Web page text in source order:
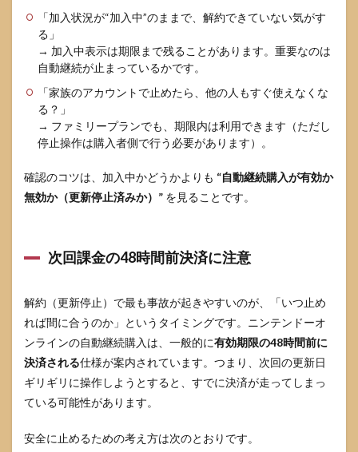
ニン
テン
ドー
オン
ン解
約後
にど
うな
るか
5.1
オン
と特
典の
5.2
セー
ブデ
ータ
お預
は180
どう
「加入状況が“加入中”のままで、解約できていない気がす
る」
→ 加入中表示は期限まで残ることがあります。重要なのは
自動継続が止まっているかです。
「家族のアカウントで止めたら、他の人もすぐ使えなくな
る？」
→ ファミリープランでも、期限内は利用できます（ただし
停止操作は購入者側で行う必要があります）。
確認のコツは、加入中かどうかよりも “自動継続購入が有効か
無効か（更新停止済みか）” を見ることです。
次回課金の48時間前決済に注意
解約（更新停止）で最も事故が起きやすいのが、「いつ止め
れば間に合うのか」というタイミングです。ニンテンドーオ
ンラインの自動継続購入は、一般的に有効期限の48時間前に
決済される仕様が案内されています。つまり、次回の更新日
ギリギリに操作しようとすると、すでに決済が走ってしまっ
ている可能性があります。
安全に止めるための考え方は次のとおりです。